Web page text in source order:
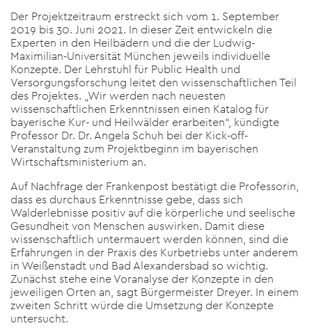
Der Projektzeitraum erstreckt sich vom 1. September
2019 bis 30. Juni 2021. In dieser Zeit entwickeln die
Experten in den Heilbädern und die der Ludwig-
Maximilian-Universität München jeweils individuelle
Konzepte. Der Lehrstuhl für Public Health und
Versorgungsforschung leitet den wissenschaftlichen Teil
des Projektes. „Wir werden nach neuesten
wissenschaftlichen Erkenntnissen einen Katalog für
bayerische Kur- und Heilwälder erarbeiten“, kündigte
Professor Dr. Dr. Angela Schuh bei der Kick-off-
Veranstaltung zum Projektbeginn im bayerischen
Wirtschaftsministerium an.
Auf Nachfrage der Frankenpost bestätigt die Professorin,
dass es durchaus Erkenntnisse gebe, dass sich
Walderlebnisse positiv auf die körperliche und seelische
Gesundheit von Menschen auswirken. Damit diese
wissenschaftlich untermauert werden können, sind die
Erfahrungen in der Praxis des Kurbetriebs unter anderem
in Weißenstadt und Bad Alexandersbad so wichtig.
Zunächst stehe eine Voranalyse der Konzepte in den
jeweiligen Orten an, sagt Bürgermeister Dreyer. In einem
zweiten Schritt würde die Umsetzung der Konzepte
untersucht.